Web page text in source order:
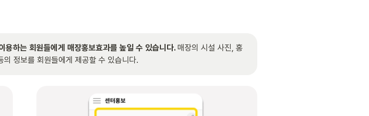
하는 회원들에게 매장홍보효과를 높일 수 있습니다. 매장의 시설 사진, 홍
정보를 회원들에게 제공할 수 있습니다.